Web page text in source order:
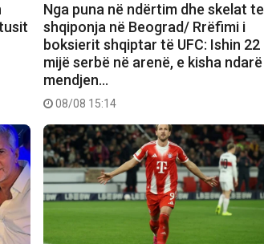
Nga puna në ndërtim dhe skelat te
shqiponja në Beograd/ Rrëfimi i
boksierit shqiptar të UFC: Ishin 22
mijë serbë në arenë, e kisha ndarë
mendjen…
08/08 15:14